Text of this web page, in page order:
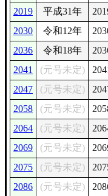
2019
平成31年
2030
令和12年
2036
令和18年
2041
(元号未定)
2047
(元号未定)
2058
(元号未定)
2064
(元号未定)
2069
(元号未定)
2075
(元号未定)
2086
(元号未定)